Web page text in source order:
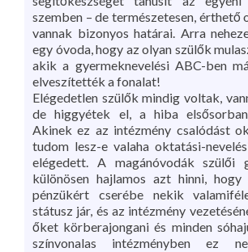
szemben – de természetesen, érthető
vannak bizonyos határai. Arra
egy óvoda, hogy az olyan szülők
akik a gyermeknevelési ABC-ben
elveszítették a fonalat!
Elégedetlen szülők mindig voltak,
de higgyétek el, a hiba
Akinek ez az intézmény csalódást
tudom lesz-e valaha oktatási-
elégedett. A magánóvodák szülői
különösen hajlamos azt hinni,
pénzükért cserébe nekik
státusz jár, és az intézmény
őket körberajongani és minden
színvonalas intézményben ez